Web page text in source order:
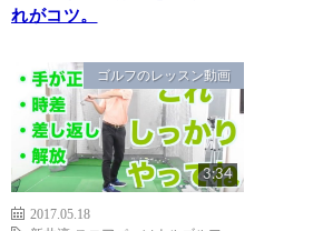
れがコツ。
ゴルフのレッスン動画
3:34
2017.05.18